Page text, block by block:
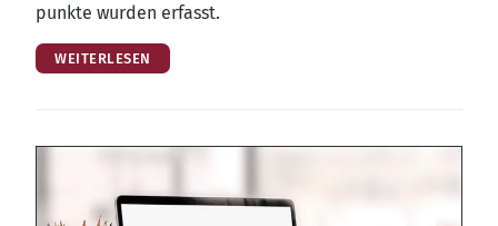
punk­te wur­den erfasst.
WEITERLESEN